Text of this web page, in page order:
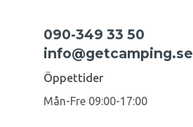
090-349 33 50
info@getcamping.se
Öppettider
Mån-Fre 09:00-17:00